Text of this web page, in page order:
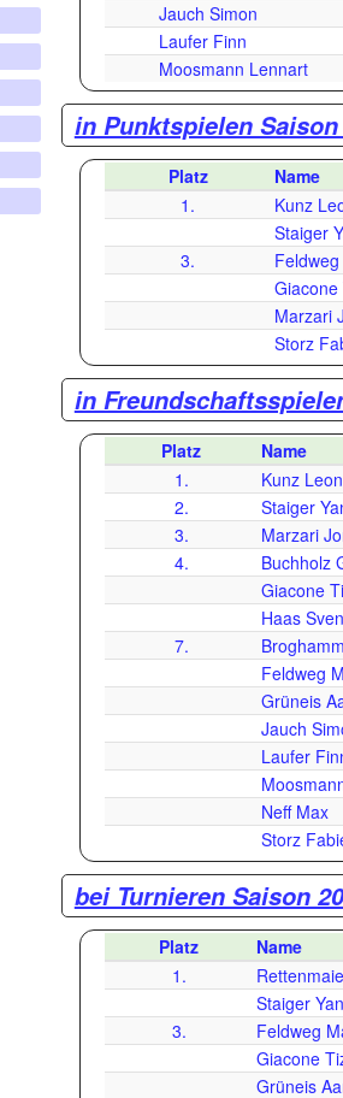
Jauch Simon
Laufer Finn
Moosmann Lennart
in Punktspielen Saison
Platz Name
1.
Kunz
Staiger
3.
Giacone
Marzari
Storz
in
Platz Name
1.
Kunz Leon
2.
Staiger
3.
Marzari
4.
Buchholz
Giacone
Haas Sven
7.
Feldweg
Grüneis
Jauch
Laufer
Neff Max
Storz
bei Turnieren Saison
Platz Name
1.
Staiger
3.
Feldweg
Giacone
Grüneis